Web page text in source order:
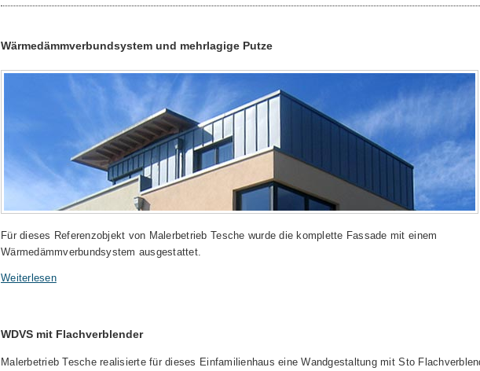
Wärmedämmverbundsystem und mehrlagige Putze
Für dieses Referenzobjekt von Malerbetrieb Tesche wurde die komplette Fassade mit einem
Wärmedämmverbundsystem ausgestattet.
Weiterlesen
WDVS mit Flachverblender
Malerbetrieb Tesche realisierte für dieses Einfamilienhaus eine Wandgestaltung mit Sto